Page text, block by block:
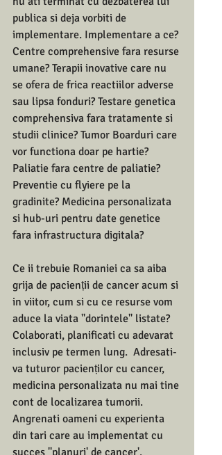
publica si deja vorbiti de
implementare. Implementare a ce?
Centre comprehensive fara resurse
umane? Terapii inovative care nu
se ofera de frica reactiilor adverse
sau lipsa fonduri? Testare genetica
comprehensiva fara tratamente si
studii clinice? Tumor Boarduri care
vor functiona doar pe hartie?
Paliatie fara centre de paliatie?
Preventie cu flyiere pe la
gradinite? Medicina personalizata
si hub-uri pentru date genetice
fara infrastructura digitala?
Ce ii trebuie Romaniei ca sa aiba
grija de pacienții de cancer acum si
in viitor, cum si cu ce resurse vom
aduce la viata ''dorintele'' listate?
Colaborati, planificati cu adevarat
inclusiv pe termen lung.  Adresati-
va tuturor pacienților cu cancer,
medicina personalizata nu mai tine
cont de localizarea tumorii.
Angrenati oameni cu experienta
din tari care au implementat cu
succes ''planuri' de cancer'.